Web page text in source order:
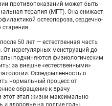
противопоказаний может быть
терапия (МГТ). Она снижает
остеопороза, сердечно-
старения.
50 лет — естественная часть
От нерегулярных менструаций до
подчиняются физиологическим
за внешне «естественными»
Осведомленность о
нормальный процесс от
обращение к врачу
этот этап жизни максимально
и здоровье на долгие годы.